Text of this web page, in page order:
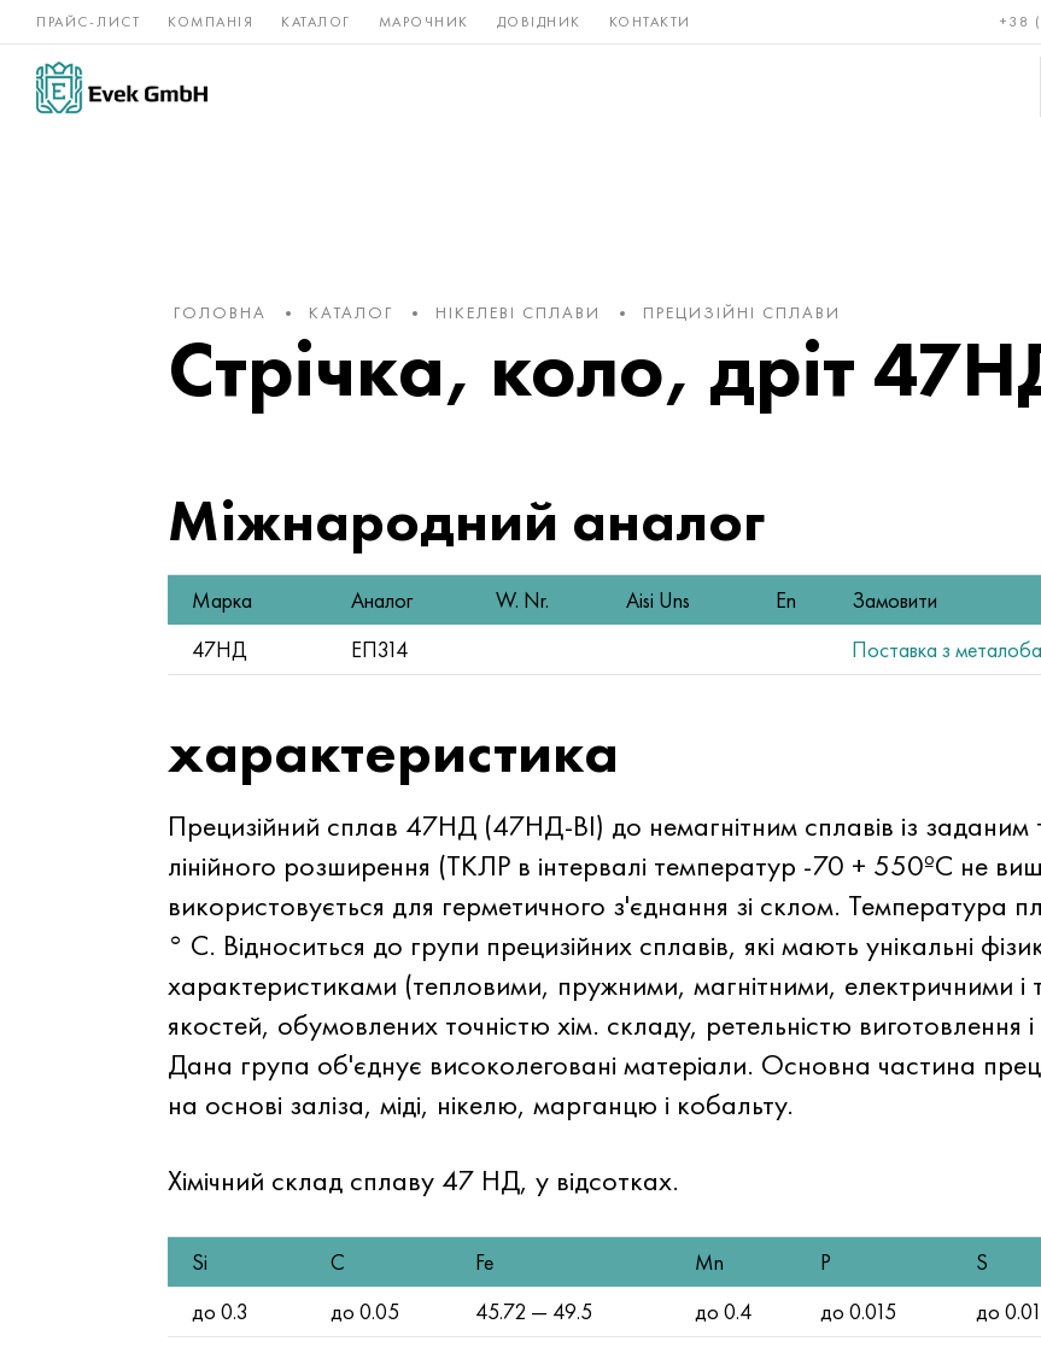
ПРАЙС-ЛИСТ КОМПАНІЯ КАТАЛОГ МАРОЧНИК ДОВІДНИК КОНТАКТИ +38
Нікелеві
сплави
Рідкісні і Бронза, мідь,
ГОЛОВНА КАТАЛОГ НІКЕЛЕВІ СПЛАВИ ПРЕЦИЗІЙНІ СПЛАВИ
Стрічка, коло, дріт
Міжнародний аналог
Марка Аналог W. Nr. Aisi Uns En
Замовити
47НД
ЕП314 Поставка з
характеристика
Прецизійний сплав 47НД (47НД-ВІ) до немагнітним сплавів із заданим
лінійного розширення (ТКЛР в інтервалі температур -70 + 550ºC не
використовується для герметичного з'єднання зі склом. Температура
° C. Відноситься до групи прецизійних сплавів, які мають унікальні
характеристиками (тепловими, пружними, магнітними, електричними
якостей, обумовлених точністю хім. складу, ретельністю виготовлення
Дана група об'єднує високолеговані матеріали. Основна частина
на основі заліза, міді, нікелю, марганцю і кобальту.
Хімічний склад сплаву 47 НД, у відсотках.
Si C Fe Mn P S
до 0.3
до 0.05 45.72 — 49.5 до 0.4 до 0.015 до